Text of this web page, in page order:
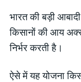
भारत की बड़ी
किसानों की आय
निर्भर करती है।
ऐसे में यह योजना